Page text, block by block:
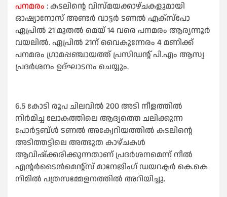
പനമരം : കടലിന്റെ വിസ്മയക്കാഴ്ചകളുമായി
ഓഷ്യാനോസ് അണ്ടര്‍ വാട്ടര്‍ ടണല്‍ എക്സ്പോ
ഏപ്രിൽ 21 മുതൽ മെയ്‌ 14 വരെ പനമരം ആര്യന്നൂർ
വയലിൽ. ഏപ്രിൽ 21ന് വൈകുന്നേരം 4 മണിക്ക്
പനമരം ഗ്രാമപ്പഞ്ചായത്ത്‌ പ്രസിഡന്റ്‌ പി.എം ആസ്യ
പ്രദര്‍ശനം ഉദ്ഘാടനം ചെയ്യും.
6.5 കോടി രൂപ ചിലവില്‍ 200 അടി നീളത്തില്‍
നിര്‍മിച്ച ലോകത്തിലെ ആദ്യത്തെ ചലിക്കുന്ന
പോര്‍ട്ടബ്ള്‍ ടണല്‍ അക്വേറിയത്തില്‍ കടലിന്റെ
അടിത്തട്ടിലെ അത്ഭുത കാഴ്ചകള്‍
ആവിഷ്‌ക്കരിക്കുന്നതാണ് പ്രദര്‍ശനമെന്ന് നീല്‍
എന്റര്‍ടൈന്‍മെന്റ്‌സ് മാനേജിംഗ് ഡയറക്ടര്‍ കെ.കെ
നിമില്‍ പത്രസമ്മേളനത്തില്‍ അറിയിച്ചു.